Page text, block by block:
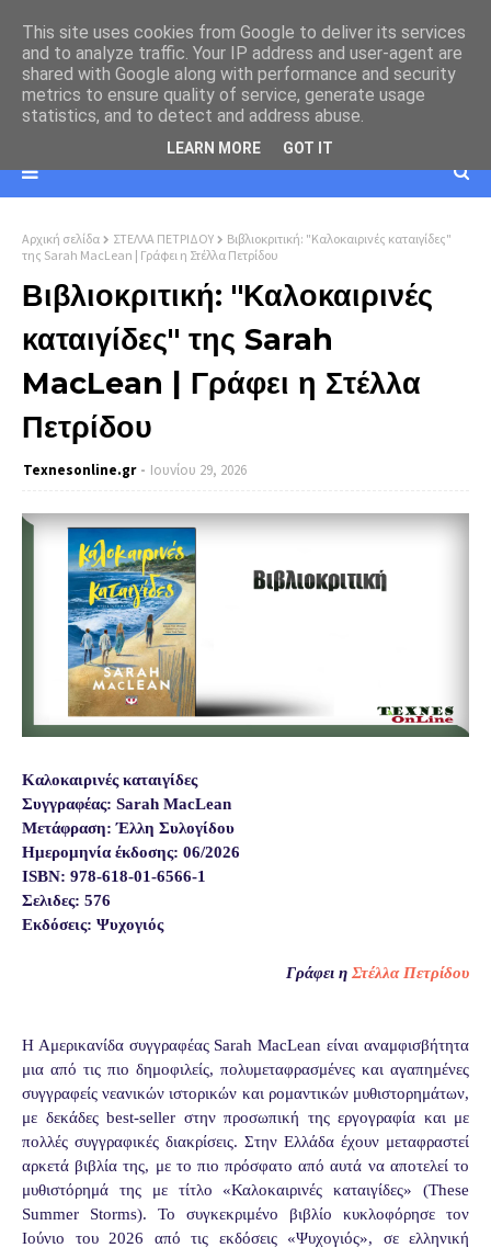
Αρχική σελίδα ΣΤΕΛΛΑ ΠΕΤΡΙΔΟΥ
Βιβλιοκριτική: "Καλοκαιρινές καταιγίδες"
της Sarah MacLean | Γράφει η Στέλλα Πετρίδου
Βιβλιοκριτική: "Καλοκαιρινές
καταιγίδες" της Sarah
MacLean | Γράφει η Στέλλα
Πετρίδου
Texnesοnline.gr Ιουνίου 29, 2026
Καλοκαιρινές καταιγίδες
Συγγραφέας: Sarah MacLean
Μετάφραση: Έλλη Συλογίδου
Ημερομηνία έκδοσης: 06/2026
ISBN: 978-618-01-6566-1
Σελιδες: 576
Εκδόσεις: Ψυχογιός
Γράφει η Στέλλα Πετρίδου
Η Αμερικανίδα συγγραφέας Sarah MacLean είναι αναμφισβήτητα
μια από τις πιο δημοφιλείς, πολυμεταφρασμένες και αγαπημένες
συγγραφείς νεανικών ιστορικών και ρομαντικών μυθιστορημάτων,
με δεκάδες best-seller στην προσωπική της εργογραφία και με
πολλές συγγραφικές διακρίσεις. Στην Ελλάδα έχουν μεταφραστεί
αρκετά βιβλία της, με το πιο πρόσφατο από αυτά να αποτελεί το
μυθιστόρημά της με τίτλο «Καλοκαιρινές καταιγίδες» (These
Summer Storms). Το συγκεκριμένο βιβλίο κυκλοφόρησε τον
Ιούνιο του 2026 από τις εκδόσεις «Ψυχογιός», σε ελληνική
This site uses cookies from Google to deliver its services
and to analyze traffic. Your IP address and user-agent are
shared with Google along with performance and security
metrics to ensure quality of service, generate usage
statistics, and to detect and address abuse.
LEARN MORE GOT IT